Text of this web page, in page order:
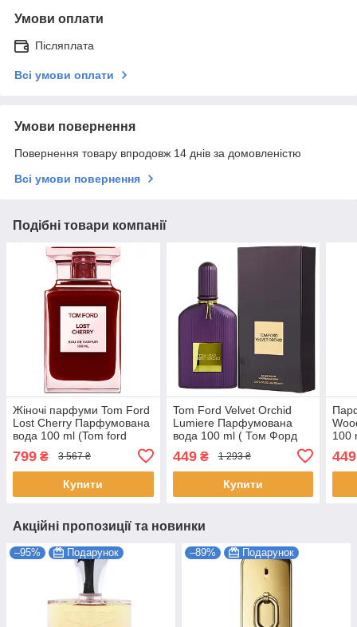
Умови оплати
Післяплата
Всі умови оплати
Умови повернення
Повернення товару впродовж 14 днів за домовленістю
Всі умови повернення
Подібні товари компанії
Жіночі парфуми Tom Ford
Lost Cherry Парфумована
вода 100 ml (Tom ford
Черрі Вишня)
799 ₴ 3 567 ₴
Купити
Tom Ford Velvet Orchid
Lumiere Парфумована
вода 100 ml ( Том Форд
449₴ 1 293 ₴
Купити
100
449
Акційні пропозиції та новинки
–95% Подарунок –89% Подарунок